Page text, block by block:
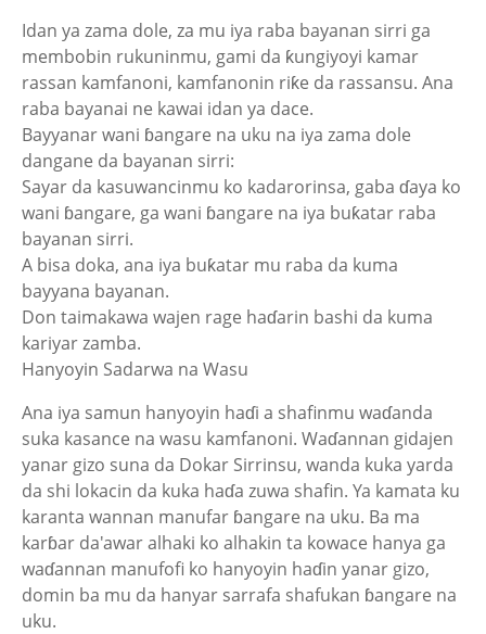
Idan ya zama dole, za mu iya raba bayanan sirri ga
membobin rukuninmu, gami da ƙungiyoyi kamar
rassan kamfanoni, kamfanonin riƙe da rassansu. Ana
raba bayanai ne kawai idan ya dace.
Bayyanar wani ɓangare na uku na iya zama dole
dangane da bayanan sirri:
Sayar da kasuwancinmu ko kadarorinsa, gaba ɗaya ko
wani ɓangare, ga wani ɓangare na iya buƙatar raba
bayanan sirri.
A bisa doka, ana iya buƙatar mu raba da kuma
bayyana bayanan.
Don taimakawa wajen rage haɗarin bashi da kuma
kariyar zamba.
Hanyoyin Sadarwa na Wasu
Ana iya samun hanyoyin haɗi a shafinmu waɗanda
suka kasance na wasu kamfanoni. Waɗannan gidajen
yanar gizo suna da Dokar Sirrinsu, wanda kuka yarda
da shi lokacin da kuka haɗa zuwa shafin. Ya kamata ku
karanta wannan manufar ɓangare na uku. Ba ma
karɓar da'awar alhaki ko alhakin ta kowace hanya ga
waɗannan manufofi ko hanyoyin haɗin yanar gizo,
domin ba mu da hanyar sarrafa shafukan ɓangare na
uku.